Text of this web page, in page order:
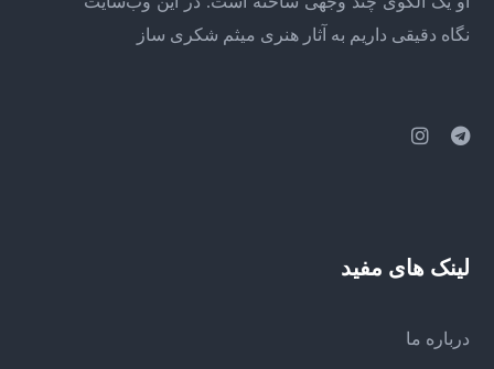
نگاه دقیقی داریم به آثار هنری میثم شکری ساز
لینک های مفید
درباره ما